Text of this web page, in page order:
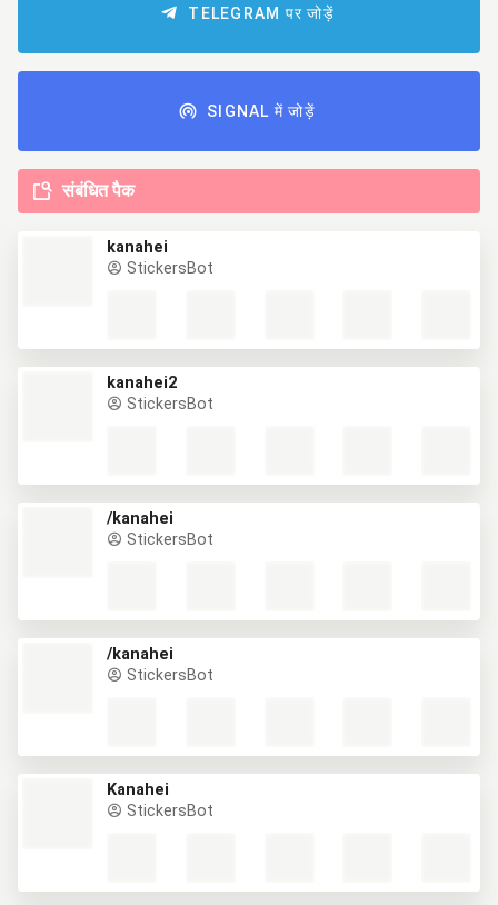
TELEGRAM पर जोड़ें
SIGNAL में जोड़ें
संबंधित पैक
kanahei
StickersBot
kanahei2
StickersBot
/kanahei
StickersBot
/kanahei
StickersBot
Kanahei
StickersBot